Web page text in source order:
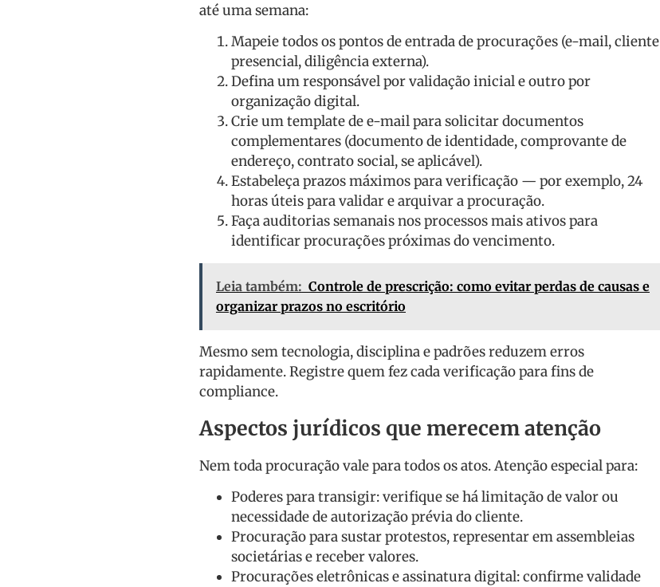
até uma semana:
Mapeie todos os pontos de entrada de procurações (e-mail, cliente
presencial, diligência externa).
Defina um responsável por validação inicial e outro por
organização digital.
Crie um template de e-mail para solicitar documentos
complementares (documento de identidade, comprovante de
endereço, contrato social, se aplicável).
Estabeleça prazos máximos para verificação — por exemplo, 24
horas úteis para validar e arquivar a procuração.
Faça auditorias semanais nos processos mais ativos para
identificar procurações próximas do vencimento.
Leia também: Controle de prescrição: como evitar perdas de causas e
organizar prazos no escritório
Mesmo sem tecnologia, disciplina e padrões reduzem erros
rapidamente. Registre quem fez cada verificação para fins de
compliance.
Aspectos jurídicos que merecem atenção
Nem toda procuração vale para todos os atos. Atenção especial para:
Poderes para transigir: verifique se há limitação de valor ou
necessidade de autorização prévia do cliente.
Procuração para sustar protestos, representar em assembleias
societárias e receber valores.
Procurações eletrônicas e assinatura digital: confirme validade